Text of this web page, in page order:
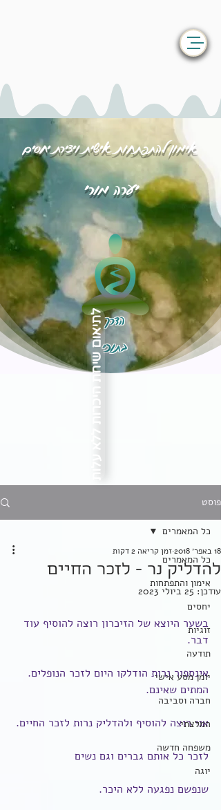
אימון להתפתחות אישית ויצירת יחסים
יערה מורי
הדרך
בתוכילתיאום שיחת היכרות ללא עלות
פוסט
כל המאמרים
אימון והתפתחות
יחסים
זוגיות
תודעה
יומן מסע אישי
חברה וסביבה
המלצתי
משפחה חדשה
יוגה
כל המאמרים
להדליק נר - לזכר החיים
18 באפר׳ 2018 זמן קריאה 2 דקות
עודכן: 25 ביולי 2023
בשער היוצא של הזיכרון רוצה להוסיף עוד
דבר.
אינספור נרות הודלקו היום לזכר הנופלים.
המתים שאינם.
אני רוצה להוסיף ולהדליק נרות לזכר החיים.
לזכר כל אותם גברים וגם נשים
שנפשם נפגעה ללא היכר.